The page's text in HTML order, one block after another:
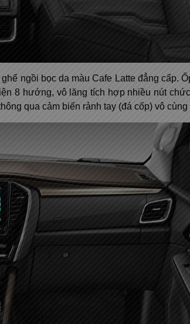
ngồi bọc da màu Cafe Latte đẳng cấp.
8 hướng, vô lăng tích hợp nhiều nút
qua cảm biến rảnh tay (đá cốp) vô